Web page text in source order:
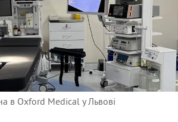
в Oxford Medical у Львові